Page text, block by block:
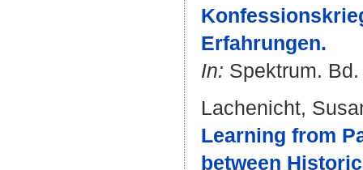
Erfahrungen.
In: Spektrum.
Lachenicht,
Learning from
between